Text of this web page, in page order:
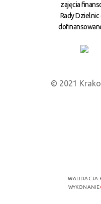
zajęcia
Rady
© 2021
WALIDACJA:
WYKONANIE